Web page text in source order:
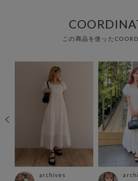
この商品を使った
archives